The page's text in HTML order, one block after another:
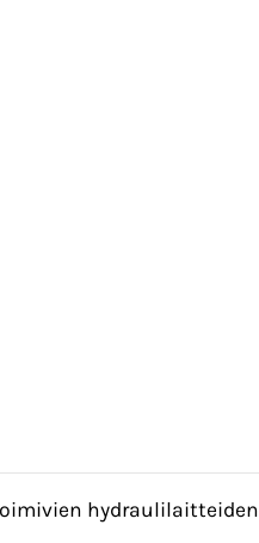
hydraulilaitteiden